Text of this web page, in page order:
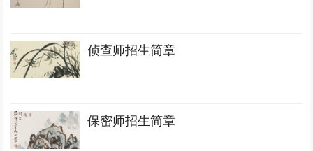
侦查师招生简章
保密师招生简章